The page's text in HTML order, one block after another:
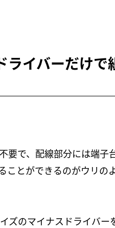
イバーだけで
要で、配線部分には端子
ことができるのがウリの
ズのマイナスドライバー